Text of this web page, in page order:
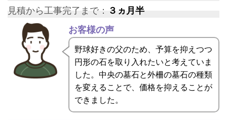
見積から工事完了まで： ３ヵ月半
お客様の声
野球好きの父のため、予算を抑えつつ
円形の石を取り入れたいと考えていま
した。中央の墓石と外柵の墓石の種類
を変えることで、価格を抑えることが
できました。